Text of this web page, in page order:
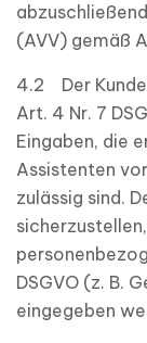
(AVV) gemäß
4.2 Der
Art. 4 Nr. 7
Eingaben, die
Assistenten
zulässig sind.
DSGVO (z. B.
eingegeben